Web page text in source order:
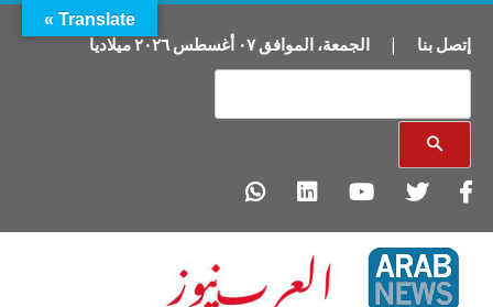
إتصل بنا | الجمعة، الموافق٠٧ أغسطس ٢٠٢٦ميلاديا
Translate »